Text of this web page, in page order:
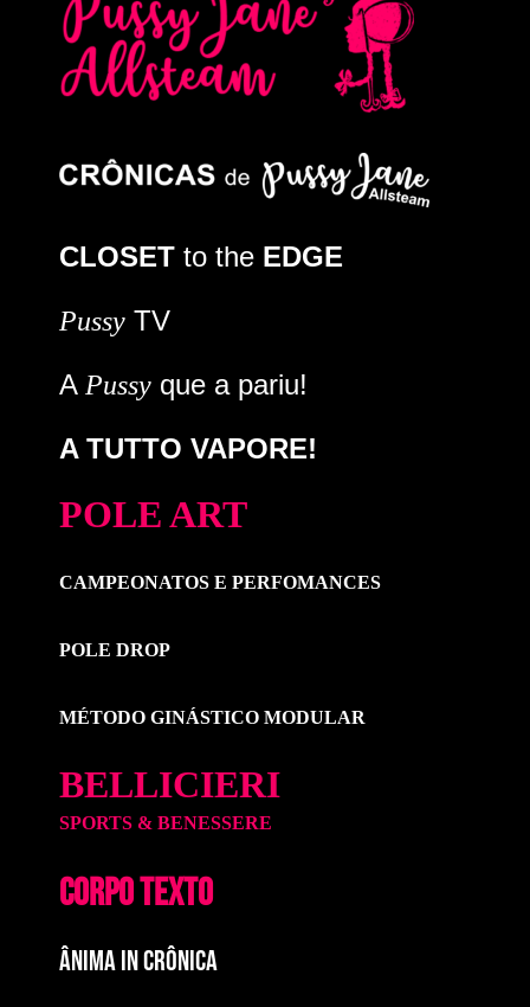
CLOSET to the EDGE
Pussy TV
A Pussy que a pariu!
A TUTTO VAPORE!
POLE ART
CAMPEONATOS E PERFOMANCES
POLE DROP
MÉTODO GINÁSTICO MODULAR
BELLICIERI
SPORTS & BENESSERE
CORPO TEXTO
ÂNIMA IN CRÔNICA